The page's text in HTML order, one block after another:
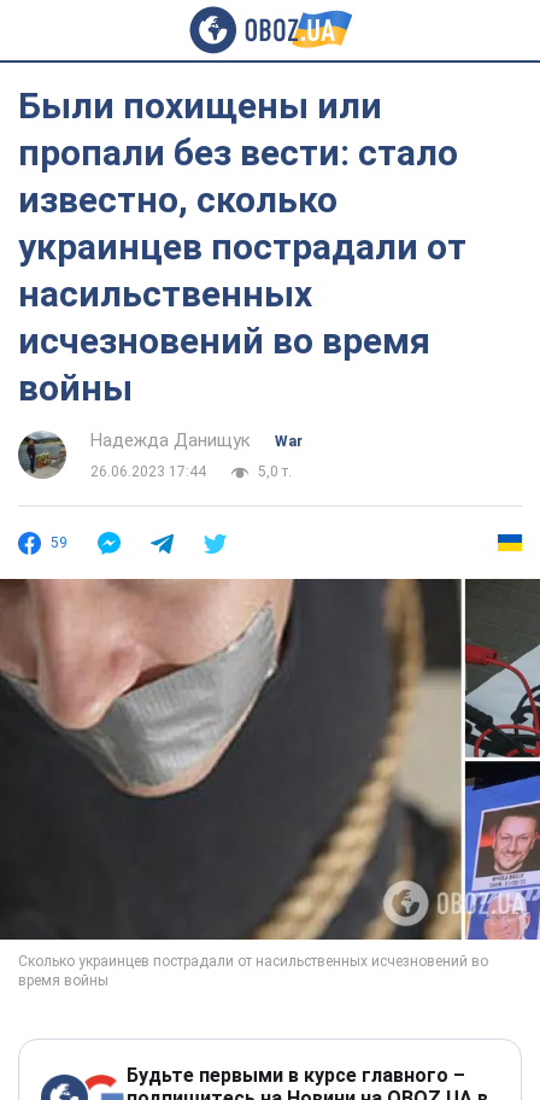
Были похищены или
пропали без вести: стало
известно, сколько
украинцев пострадали от
насильственных
исчезновений во время
войны
Надежда Данищук
War
26.06.2023 17:44
5,0 т.
59
Будьте первыми в курсе главного –